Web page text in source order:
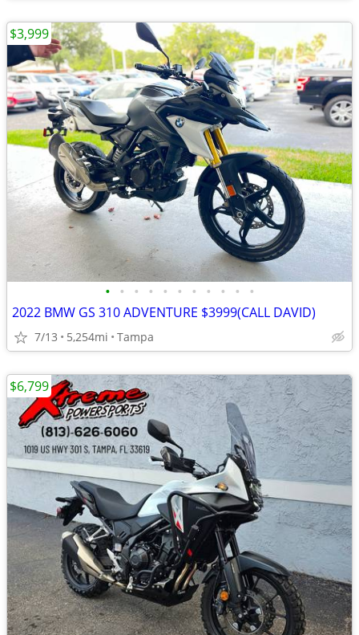
• • • • • • • • • • •
2022 BMW GS 310 ADVENTURE $3999(CALL DAVID)
7/13 5,254mi Tampa
$3,999
$6,799